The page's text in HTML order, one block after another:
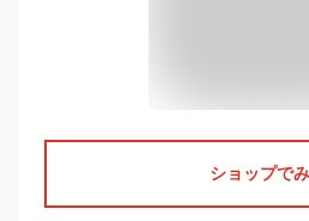
ショップで